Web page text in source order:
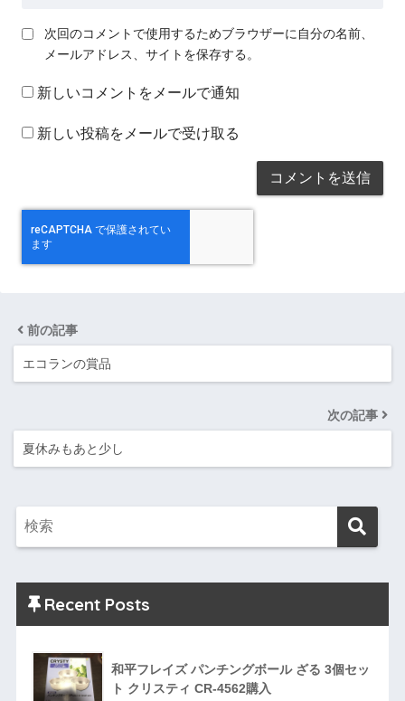
次回のコメントで使用するためブラウザーに自分の名前、
メールアドレス、サイトを保存する。
新しいコメントをメールで通知
新しい投稿をメールで受け取る
前の記事
エコランの賞品
次の記事
夏休みもあと少し
Recent Posts
和平フレイズ パンチングボール ざる 3個セッ
ト クリスティ CR-4562購入